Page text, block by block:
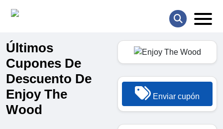
Últimos
Cupones De
Descuento De
Enjoy The
Wood
Enviar cupón